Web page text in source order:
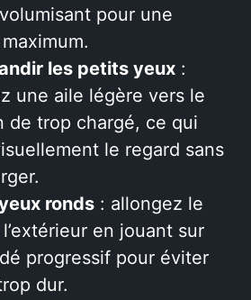
pour une
les petits yeux :
une aile légère vers le
de trop chargé, ce qui
le regard sans
ronds : allongez le
en jouant sur
progressif pour éviter
dur.